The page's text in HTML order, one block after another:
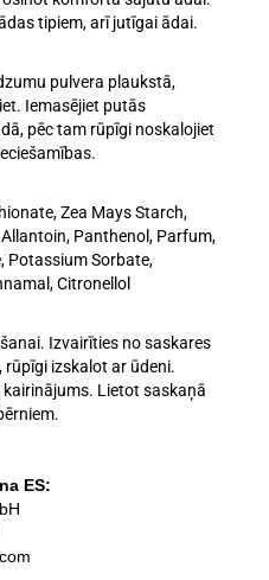
tipiem, arī jutīgai ādai.
pulvera plaukstā,
Iemasējiet putās
pēc tam rūpīgi noskalojiet
Zea Mays Starch,
Panthenol, Parfum,
Potassium Sorbate,
Citronellol
Izvairīties no saskares
rūpīgi izskalot ar ūdeni.
Lietot saskaņā
ES: